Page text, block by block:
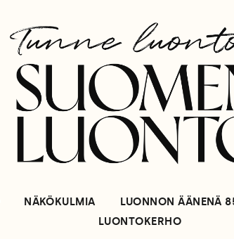
NÄKÖKULMIA LUONNON ÄÄNENÄ
LUONTOKERHO